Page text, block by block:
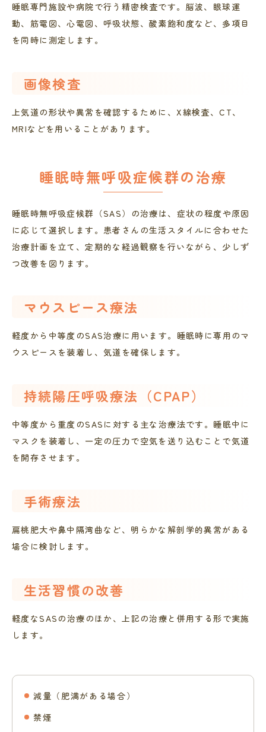
睡眠専門施設や病院で行う精密検査です。脳波、眼球運
動、筋電図、心電図、呼吸状態、酸素飽和度など、多項目
を同時に測定します。
画像検査
上気道の形状や異常を確認するために、X線検査、CT、
MRIなどを用いることがあります。
睡眠時無呼吸症候群の治療
睡眠時無呼吸症候群（SAS）の治療は、症状の程度や原因
に応じて選択します。患者さんの生活スタイルに合わせた
治療計画を立て、定期的な経過観察を行いながら、少しず
つ改善を図ります。
マウスピース療法
軽度から中等度のSAS治療に用います。睡眠時に専用のマ
ウスピースを装着し、気道を確保します。
持続陽圧呼吸療法（CPAP）
中等度から重度のSASに対する主な治療法です。睡眠中に
マスクを装着し、一定の圧力で空気を送り込むことで気道
を開存させます。
手術療法
扁桃肥大や鼻中隔湾曲など、明らかな解剖学的異常がある
場合に検討します。
生活習慣の改善
軽度なSASの治療のほか、上記の治療と併用する形で実施
します。
減量（肥満がある場合）
禁煙